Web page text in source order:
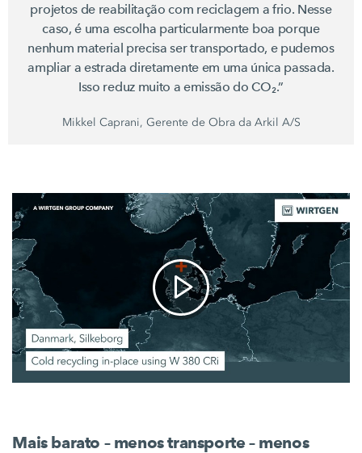
projetos de reabilitação com reciclagem a frio. Nesse
caso, é uma escolha particularmente boa porque
nenhum material precisa ser transportado, e pudemos
ampliar a estrada diretamente em uma única passada.
Isso reduz muito a emissão do CO₂.”
Mikkel Caprani, Gerente de Obra da Arkil A/S
Mais barato – menos transporte – menos